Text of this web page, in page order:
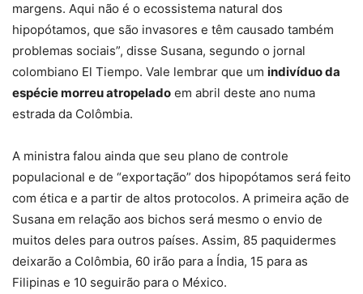
margens. Aqui não é o ecossistema natural dos
hipopótamos, que são invasores e têm causado também
problemas sociais”, disse Susana, segundo o jornal
colombiano El Tiempo. Vale lembrar que um indivíduo da
espécie morreu atropelado em abril deste ano numa
estrada da Colômbia.
A ministra falou ainda que seu plano de controle
populacional e de “exportação” dos hipopótamos será feito
com ética e a partir de altos protocolos. A primeira ação de
Susana em relação aos bichos será mesmo o envio de
muitos deles para outros países. Assim, 85 paquidermes
deixarão a Colômbia, 60 irão para a Índia, 15 para as
Filipinas e 10 seguirão para o México.